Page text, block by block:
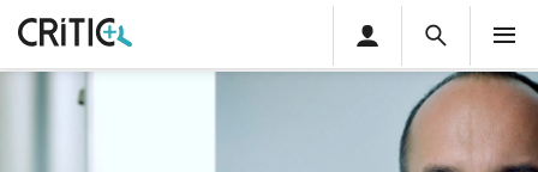
Cerca
Cerca
privada
Subscriu-t'hi